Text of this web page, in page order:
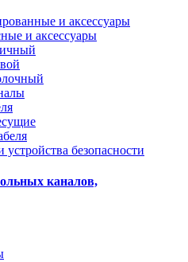
и аксессуары
и аксессуары
безопасности
каналов,